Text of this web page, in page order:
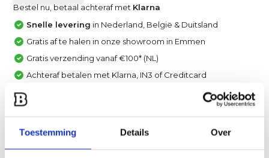
Toestemming Details Over
Bestel nu, betaal achteraf met Klarna
Snelle levering in Nederland, België & Duitsland
Gratis af te halen in onze showroom in Emmen
Gratis verzending vanaf €100* (NL)
Achteraf betalen met Klarna, IN3 of Creditcard
Vergelijk
Heb je een vraag over dit product?
Een van onze specialisten helpt je graag verder!